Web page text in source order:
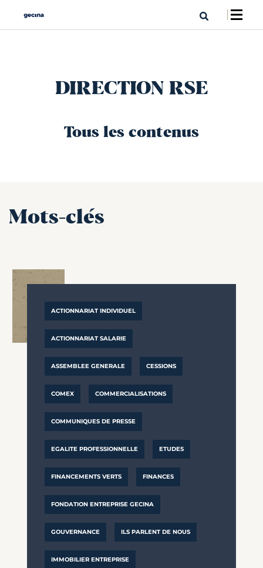
DIRECTION RSE
Tous les contenus
Mots-clés
ACTIONNARIAT INDIVIDUEL
ACTIONNARIAT SALARIE
ASSEMBLEE GENERALE CESSIONS
COMEX COMMERCIALISATIONS
COMMUNIQUES DE PRESSE
EGALITE PROFESSIONNELLE ETUDES
FINANCEMENTS VERTS FINANCES
FONDATION ENTREPRISE GECINA
GOUVERNANCE ILS PARLENT DE NOUS
IMMOBILIER ENTREPRISE